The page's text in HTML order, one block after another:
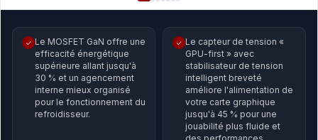
✓ Le MOSFET GaN offre une
efficacité énergétique
supérieure allant jusqu'à
30 % et un agencement
interne mieux organisé
pour le fonctionnement du
refroidisseur.
✓ Le capteur de tension «
GPU-first » avec
stabilisateur de tension
intelligent breveté
améliore l'alimentation de
votre carte graphique
jusqu'à 45 % pour une
jouabilité plus fluide et